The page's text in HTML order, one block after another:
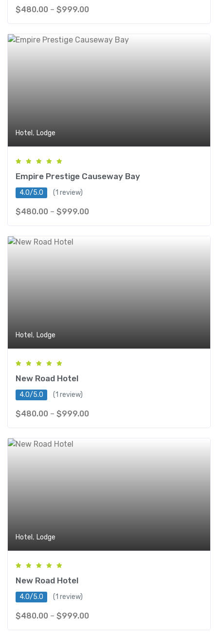
$480.00 – $999.00
Hotel , Lodge
Empire Prestige Causeway Bay
4.0/5.0 (1 review)
$480.00 – $999.00
Hotel , Lodge
New Road Hotel
4.0/5.0 (1 review)
$480.00 – $999.00
Hotel , Lodge
New Road Hotel
4.0/5.0 (1 review)
$480.00 – $999.00